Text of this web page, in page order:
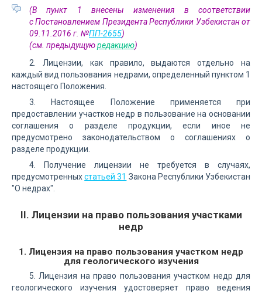
(В пункт 1 внесены изменения в соответствии
с Постановлением Президента Республики Узбекистан от
09.11.2016 г. №ПП-2655)
(см. предыдущуюредакцию)
2. Лицензии, как правило, выдаются отдельно на
каждый вид пользования недрами, определенный пунктом 1
настоящего Положения.
3. Настоящее Положение применяется при
предоставлении участков недр в пользование на основании
соглашения о разделе продукции, если иное не
предусмотрено законодательством о соглашениях о
разделе продукции.
4. Получение лицензии не требуется в случаях,
предусмотренныхстатьей 31 Закона Республики Узбекистан
"О недрах".
II. Лицензии на право пользования участками
недр
1. Лицензия на право пользования участком недр
для геологического изучения
5. Лицензия на право пользования участком недр для
геологического изучения удостоверяет право ведения